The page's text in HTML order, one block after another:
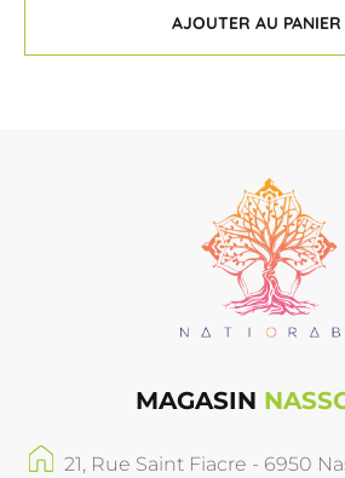
AJOUTER AU PANIER
MAGASIN
21, Rue Saint Fiacre - 6950